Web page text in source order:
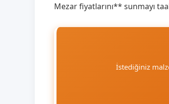
Mezar fiyatlarını** sunmayı
İstediğiniz